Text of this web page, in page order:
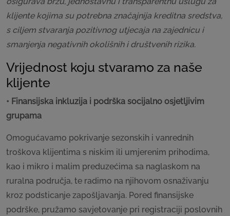
klijente kojima su potrebna značajnija kreditna sredstva,
s ciljem stvaranja pozitivnog utjecaja na zajednicu i
smanjenja negativnih okolišnih i društvenih rizika.
Vrijednost koju stvaramo za naše
klijente
• Finansijska inkluzija i podrška socijalno osjetljivim
grupama
Omogućavamo pokrivanje sezonskih i vanrednih
troškova klijentima s niskim ili umjerenim prihodima,
kao i mikro i malim preduzećima sa naglaskom na
ruralna područja, te radimo na njihovom osnaživanju
kroz podsticanje zapošljavanja. Pored finansijske
podrške, pružamo savjetovanje pri registraciji poslovnih